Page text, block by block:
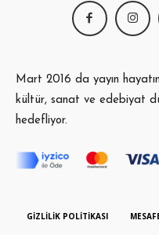
Mart 2016 da yayın
kültür, sanat ve edebiyat
hedefliyor.
GIZLILIK POLITIKASI